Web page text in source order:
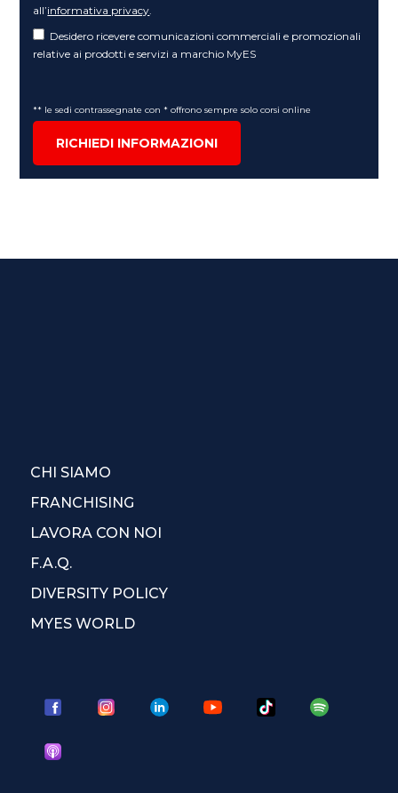
all’informativa privacy
Desidero ricevere comunicazioni commerciali e promozionali
relative ai prodotti e servizi a marchio MyES
** le sedi contrassegnate con * offrono sempre solo corsi online
RICHIEDI INFORMAZIONI
CHI SIAMO
FRANCHISING
LAVORA CON NOI
F.A.Q.
DIVERSITY POLICY
MYES WORLD